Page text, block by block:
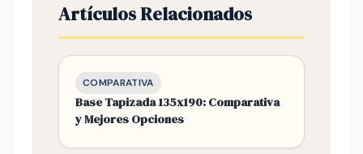
Artículos Relacionados
COMPARATIVA
Base Tapizada 135x190: Comparativa
y Mejores Opciones